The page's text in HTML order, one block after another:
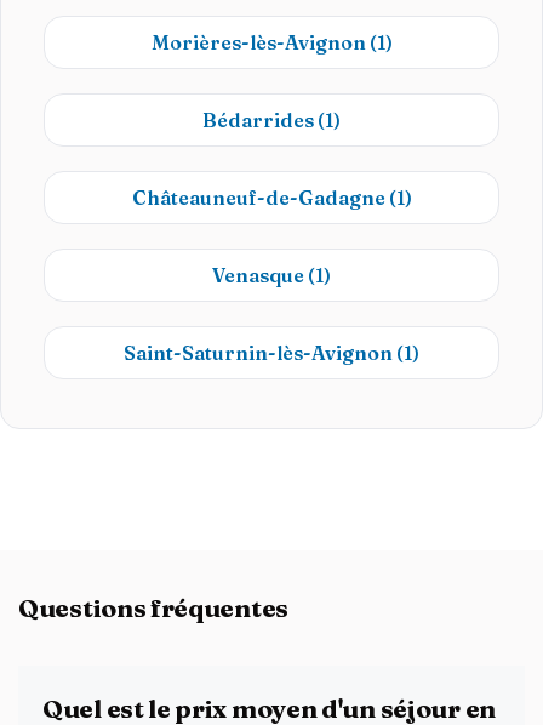
Morières-lès-Avignon (1)
Bédarrides (1)
Châteauneuf-de-Gadagne (1)
Venasque (1)
Saint-Saturnin-lès-Avignon (1)
Questions fréquentes
Quel est le prix moyen d'un séjour en